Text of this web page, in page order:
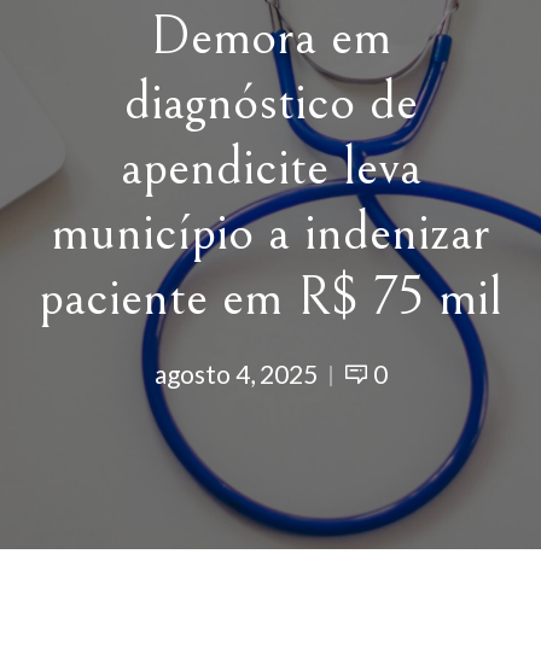
Demora em
diagnóstico de
apendicite leva
município a indenizar
paciente em R$ 75 mil
agosto 4, 2025 0